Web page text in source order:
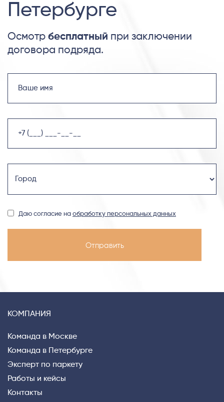
Петербурге
Осмотр бесплатный при заключении
договора подряда.
Даю согласие на обработку персональных данных
КОМПАНИЯ
Команда в Москве
Команда в Петербурге
Эксперт по паркету
Работы и кейсы
Контакты